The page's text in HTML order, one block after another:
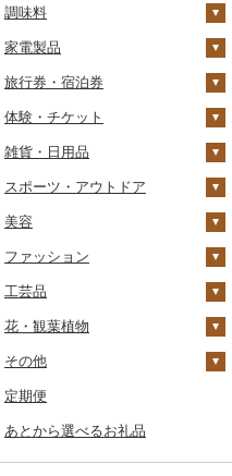
その他魚卵
牡蠣（カキ）
あさり
しじみ
サザエ
はまぐり
その他貝
鮭・サーモン
マグロ
イワシ
カツオ
金目鯛
クエ
サバ
鯛
のどぐろ
ブリ
ほっけ
イカ・タコ
イカ
タコ
海苔・海藻
海苔
わかめ
ひじき
その他海苔・海藻
干物
ししゃも
その他干物
その他魚介・加工品
しらす・ちりめん
かまぼこ・練り製品
はえぬき
さがびより
あきたこまち
ひとめぼれ
ミルキークィーン
ななつぼし
和梨
洋梨・ラフランス
マンゴー
みかん・柑橘
みかん
レモン
不知火・デコポン
せとか
まどんな
その他柑橘
すいか
キウイ
柿（カキ）
ドライフルーツ
干し芋
その他果物
びわ
パイナップル
栗
人参
大根
自然薯
レンコン
にんにく・生姜
その他根菜
アスパラガス
豆
きのこ
しいたけ
松茸
その他きのこ
その他野菜
山菜
かぼちゃ
レタス
その他乳製品
大吟醸
吟醸
その他日本酒
麦焼酎
米焼酎
黒糖焼酎
その他焼酎
泡盛
ワイン
白ワイン
赤ワイン
シャンパン・スパーク
ウイスキー
リキュール・洋酒
甘酒
ノンアルコール
その他酒
コーヒー豆
粉
ドリップ
飲料
茶葉・ティーバッグ
静岡茶
足柄茶
知覧茶
八女茶
果汁飲料
りんごジュース
みかんジュース（オレ
紅茶
飲料
茶葉・ティーバッグ
その他飲料・ジュース
野菜ジュース
炭酸飲料
豆乳
焼き菓子
プリン
ゼリー
チョコレート
カステラ
アイス・ジェラート
その他洋菓子
煎餅・おかき
羊羹
饅頭
大福
その他和菓子
うどん
そば
パスタ
ひやむぎ
そうめん
その他麺
惣菜
餃子
シュウマイ
コロッケ
その他惣菜
カレー・シチュー
カレー
シチュー
鍋
肉
魚
その他鍋
ピザ
レトルト
スープ
豆腐・納豆
豆腐
漬物
キムチ
その他漬物
缶詰・瓶詰
肉
魚
ジャム
その他缶詰・瓶詰
乾物
燻製（スモーク）
おせち
その他加工品
調味料
砂糖
塩
醤油
味噌
酢
だし
食用油
オリーブオイル
ごま油
はちみつ
ドレッシング
その他調味料
ケチャップ
こしょう
家電製品
季節・空調家電
キッチン家電
照明器具
パソコン・周辺機器
TV・オーディオ・カメラ
美容・健康家電
カー用品
時計
その他家電
旅行券・宿泊券
旅行券
JTBふるさと旅行クー
その他旅行券
宿泊券
体験・チケット
PayPay商品券
食事券
温泉・サウナ・スパ利用
券
雑貨・日用品
家具・インテリア
机・テーブル
その他家具・インテリ
寝具
布団
毛布
タオルケット
タオル
その他タオル
文房具・印鑑
ボールペン
ノート・ファイル
その他文房具
食器
グラス・カップ
箸
スプーン・フォーク・
キッチン用品
フライパン
鍋
日用品
洗剤
トイレットペーパー
楽器・器材
本・CD・DVD
スポーツ・アウトドア
ゴルフ
ゴルフボール
ゴルフウェア
その他ゴルフ
釣り
サイクリング
アウトドア・キャンプ
その他スポーツ
その他スポーツ
美容
スキンケア
洗顔
その他スキンケア
シャンプー・リンス
石鹸・ボディーソープ
入浴剤
アロマ
プロテイン
その他美容
ファッション
鞄・バッグ
トートバッグ・ショル
ツケース
その他鞄・バッグ
洋服
女性・レディース
子供・ベビー
その他洋服
和服
靴・履物
靴・シューズ
スリッパ・下駄・草履
アクセサリー
ペンダント・ネックレ
その他服飾小物
工芸品
織物
本場奄美大島紬
陶器・漆器
唐津焼
備前焼
その他装飾品・工芸品
数珠
工芸品
花・観葉植物
観葉植物・苗木
花
胡蝶蘭
造花・プリザーブドフ
盆栽・その他
その他
地域サービス
その他
定期便
あとから選べるお礼品